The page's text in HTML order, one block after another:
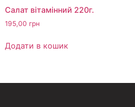
Салат вітамінний 220г.
195,00 грн
Додати в кошик